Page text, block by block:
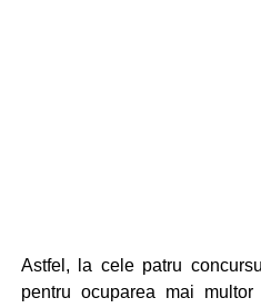
Astfel, la cele patru
pentru ocuparea mai